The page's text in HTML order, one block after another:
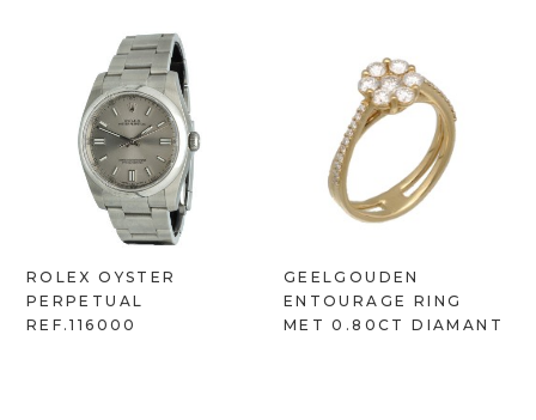
ROLEX OYSTER
PERPETUAL
REF.116000
GEELGOUDEN
ENTOURAGE RING
MET 0.80CT DIAMANT